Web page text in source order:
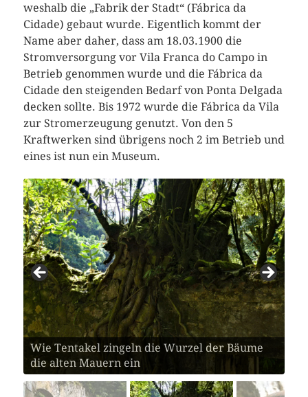
weshalb die „Fabrik der Stadt“ (Fábrica da
Cidade) gebaut wurde. Eigentlich kommt der
Name aber daher, dass am 18.03.1900 die
Stromversorgung vor Vila Franca do Campo in
Betrieb genommen wurde und die Fábrica da
Cidade den steigenden Bedarf von Ponta Delgada
decken sollte. Bis 1972 wurde die Fábrica da Vila
zur Stromerzeugung genutzt. Von den 5
Kraftwerken sind übrigens noch 2 im Betrieb und
eines ist nun ein Museum.
Wie Tentakel zingeln die Wurzel der Bäume
die alten Mauern ein
Die schweizer Maschinen trotzen dem Verfall
noch immer